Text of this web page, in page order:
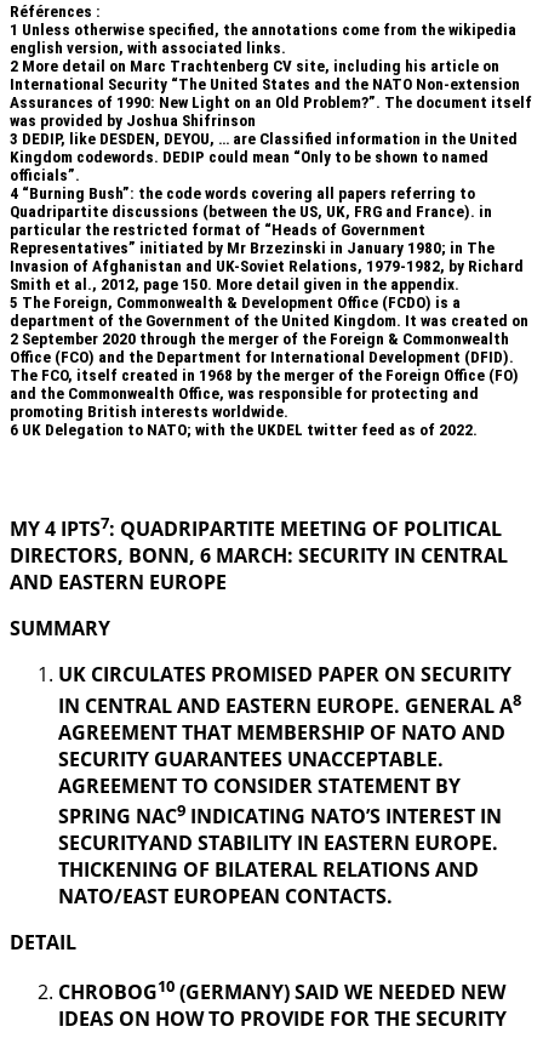
Références :
1 Unless otherwise specified, the annotations come from the wikipedia
english version, with associated links.
2 More detail on Marc Trachtenberg CV site, including his article on
International Security “The United States and the NATO Non-extension
Assurances of 1990: New Light on an Old Problem?”. The document itself
was provided by Joshua Shifrinson
3 DEDIP, like DESDEN, DEYOU, … are Classified information in the United
Kingdom codewords. DEDIP could mean “Only to be shown to named
officials”.
4 “Burning Bush”: the code words covering all papers referring to
Quadripartite discussions (between the US, UK, FRG and France). in
particular the restricted format of “Heads of Government
Representatives” initiated by Mr Brzezinski in January 1980; in The
Invasion of Afghanistan and UK-Soviet Relations, 1979-1982, by Richard
Smith et al., 2012, page 150. More detail given in the appendix.
5 The Foreign, Commonwealth & Development Office (FCDO) is a
department of the Government of the United Kingdom. It was created on
2 September 2020 through the merger of the Foreign & Commonwealth
Office (FCO) and the Department for International Development (DFID).
The FCO, itself created in 1968 by the merger of the Foreign Office (FO)
and the Commonwealth Office, was responsible for protecting and
promoting British interests worldwide.
6 UK Delegation to NATO; with the UKDEL twitter feed as of 2022.
MY 4 IPTS7: QUADRIPARTITE MEETING OF POLITICAL
DIRECTORS, BONN, 6 MARCH: SECURITY IN CENTRAL
AND EASTERN EUROPE
SUMMARY
UK CIRCULATES PROMISED PAPER ON SECURITY
IN CENTRAL AND EASTERN EUROPE. GENERAL A8
AGREEMENT THAT MEMBERSHIP OF NATO AND
SECURITY GUARANTEES UNACCEPTABLE.
AGREEMENT TO CONSIDER STATEMENT BY
SPRING NAC9 INDICATING NATO’S INTEREST IN
SECURITYAND STABILITY IN EASTERN EUROPE.
THICKENING OF BILATERAL RELATIONS AND
NATO/EAST EUROPEAN CONTACTS.
DETAIL
CHROBOG10 (GERMANY) SAID WE NEEDED NEW
IDEAS ON HOW TO PROVIDE FOR THE SECURITY